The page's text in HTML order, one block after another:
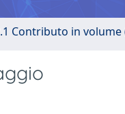
Contributo in volume